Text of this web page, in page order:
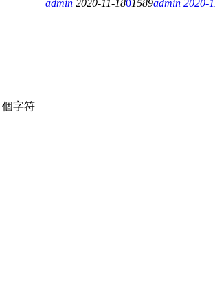
admin 2020-11-1801589admin 2020-
個字符